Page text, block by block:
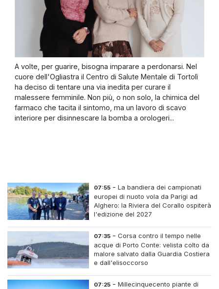
A volte, per guarire, bisogna imparare a perdonarsi. Nel
cuore dell'Ogliastra il Centro di Salute Mentale di Tortolì
ha deciso di tentare una via inedita per curare il
malessere femminile. Non più, o non solo, la chimica del
farmaco che tacita il sintomo, ma un lavoro di scavo
interiore per disinnescare la bomba a orologeri...
07:55 -La bandiera dei campionati
europei di nuoto vola da Parigi ad
Alghero: la Riviera del Corallo ospiterà
l'edizione del 2027
07:35 -Corsa contro il tempo nelle
acque di Porto Conte: velista colto da
malore salvato dalla Guardia Costiera
e dall'elisoccorso
07:25 -Millecinquecento piante di